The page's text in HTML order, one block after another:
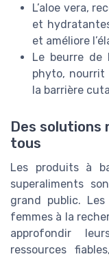
L’aloe vera,
et
et améliore
Le beurre de
phyto, nourrit
la barrière
Des solutions
tous
Les produits à
superaliments
grand public.
femmes à la
approfondir
ressources